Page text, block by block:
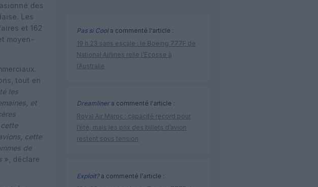
des
Les
et 162
moyen-
tout en
les
et
cette
de
», déclare
Pas si Coola commenté l'article :
19 h 23 sans escale : le Boeing 777F de
National Airlines relie l’Écosse à
l’Australie
Dreamlinera commenté l'article :
Royal Air Maroc : capacité record pour
l’été, mais les prix des billets d’avion
restent sous tension
Exploit?a commenté l'article :